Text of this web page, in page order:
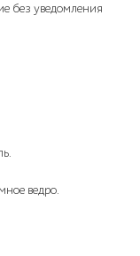
без уведомления
ведро.